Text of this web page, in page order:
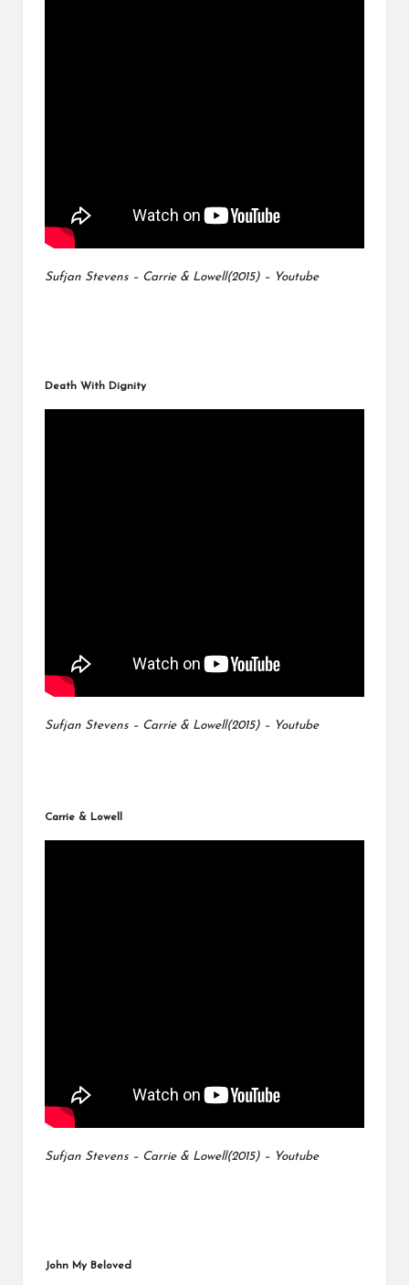
Sufjan Stevens – Carrie & Lowell(2015) – Youtube
Death With Dignity
Sufjan Stevens – Carrie & Lowell(2015) – Youtube
Carrie & Lowell
Sufjan Stevens – Carrie & Lowell(2015) – Youtube
John My Beloved